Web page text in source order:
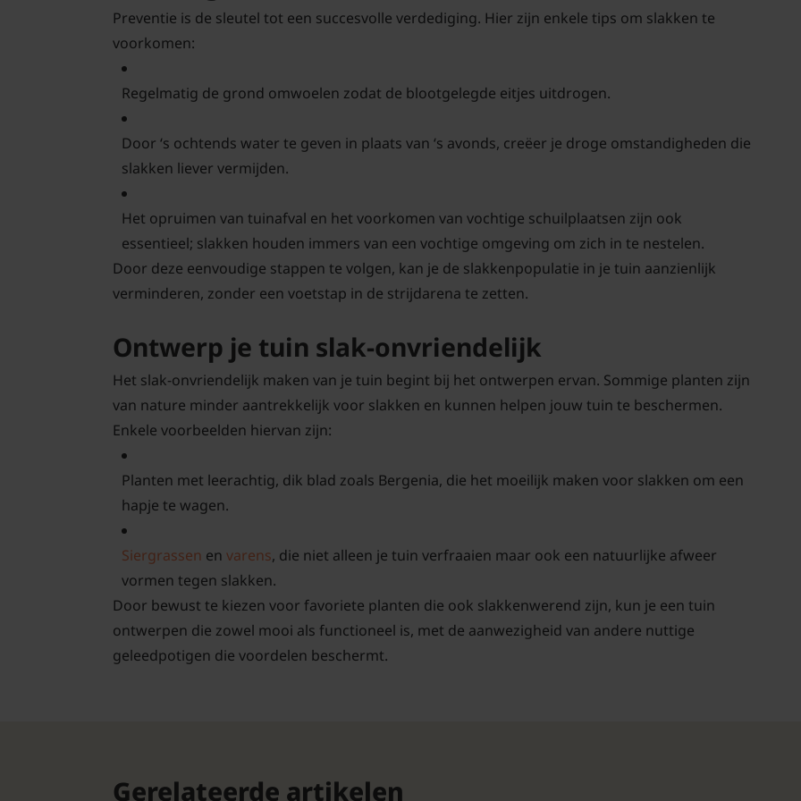
Preventie is de sleutel tot een succesvolle verdediging. Hier zijn enkele tips om slakken te
voorkomen:
Regelmatig de grond omwoelen zodat de blootgelegde eitjes uitdrogen.
Door ‘s ochtends water te geven in plaats van ‘s avonds, creëer je droge omstandigheden die
slakken liever vermijden.
Het opruimen van tuinafval en het voorkomen van vochtige schuilplaatsen zijn ook
essentieel; slakken houden immers van een vochtige omgeving om zich in te nestelen.
Door deze eenvoudige stappen te volgen, kan je de slakkenpopulatie in je tuin aanzienlijk
verminderen, zonder een voetstap in de strijdarena te zetten.
Ontwerp je tuin slak-onvriendelijk
Het slak-onvriendelijk maken van je tuin begint bij het ontwerpen ervan. Sommige planten zijn
van nature minder aantrekkelijk voor slakken en kunnen helpen jouw tuin te beschermen.
Enkele voorbeelden hiervan zijn:
Planten met leerachtig, dik blad zoals Bergenia, die het moeilijk maken voor slakken om een
hapje te wagen.
Siergrassen en varens, die niet alleen je tuin verfraaien maar ook een natuurlijke afweer
vormen tegen slakken.
Door bewust te kiezen voor favoriete planten die ook slakkenwerend zijn, kun je een tuin
ontwerpen die zowel mooi als functioneel is, met de aanwezigheid van andere nuttige
geleedpotigen die voordelen beschermt.
Gerelateerde artikelen